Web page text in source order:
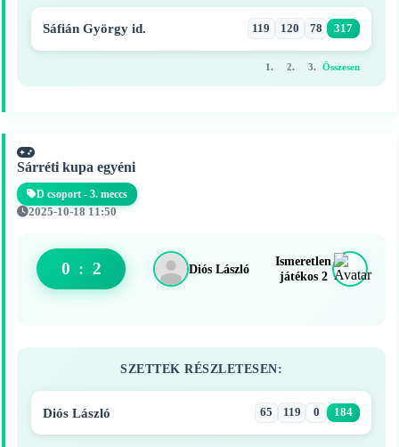
Sáfián György id. 119 120 78 317
1. 2. 3. Összesen
Sárréti kupa egyéni
D csoport - 3. meccs
2025-10-18 11:50
Diós László
0 : 2
Ismeretlen
játékos 2
SZETTEK RÉSZLETESEN:
Diós László 65 119 0 184